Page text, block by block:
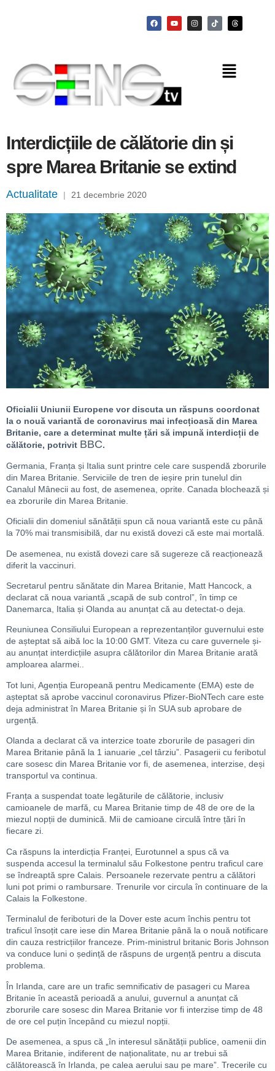
Interdicțiile de călătorie din și
spre Marea Britanie se extind
Actualitate | 21 decembrie 2020
Oficialii Uniunii Europene vor discuta un răspuns coordonat
la o nouă variantă de coronavirus mai infecțioasă din Marea
Britanie, care a determinat multe țări să impună interdicții de
călătorie, potrivit BBC.
Germania, Franța și Italia sunt printre cele care suspendă zborurile
din Marea Britanie. Serviciile de tren de ieșire prin tunelul din
Canalul Mânecii au fost, de asemenea, oprite. Canada blochează și
ea zborurile din Marea Britanie.
Oficialii din domeniul sănătății spun că noua variantă este cu până
la 70% mai transmisibilă, dar nu există dovezi că este mai mortală.
De asemenea, nu există dovezi care să sugereze că reacționează
diferit la vaccinuri.
Secretarul pentru sănătate din Marea Britanie, Matt Hancock, a
declarat că noua variantă „scapă de sub control”, în timp ce
Danemarca, Italia și Olanda au anunțat că au detectat-o deja.
Reuniunea Consiliului European a reprezentanților guvernului este
de așteptat să aibă loc la 10:00 GMT. Viteza cu care guvernele și-
au anunțat interdicțiile asupra călătorilor din Marea Britanie arată
amploarea alarmei..
Tot luni, Agenția Europeană pentru Medicamente (EMA) este de
așteptat să aprobe vaccinul coronavirus Pfizer-BioNTech care este
deja administrat în Marea Britanie și în SUA sub aprobare de
urgență.
Olanda a declarat că va interzice toate zborurile de pasageri din
Marea Britanie până la 1 ianuarie „cel târziu”. Pasagerii cu feribotul
care sosesc din Marea Britanie vor fi, de asemenea, interzise, deși
transportul va continua.
Franța a suspendat toate legăturile de călătorie, inclusiv
camioanele de marfă, cu Marea Britanie timp de 48 de ore de la
miezul nopții de duminică. Mii de camioane circulă între țări în
fiecare zi.
Ca răspuns la interdicția Franței, Eurotunnel a spus că va
suspenda accesul la terminalul său Folkestone pentru traficul care
se îndreaptă spre Calais. Persoanele rezervate pentru a călători
luni pot primi o rambursare. Trenurile vor circula în continuare de la
Calais la Folkestone.
Terminalul de feriboturi de la Dover este acum închis pentru tot
traficul însoțit care iese din Marea Britanie până la o nouă notificare
din cauza restricțiilor franceze. Prim-ministrul britanic Boris Johnson
va conduce luni o ședință de răspuns de urgență pentru a discuta
problema.
În Irlanda, care are un trafic semnificativ de pasageri cu Marea
Britanie în această perioadă a anului, guvernul a anunțat că
zborurile care sosesc din Marea Britanie vor fi interzise timp de 48
de ore cel puțin începând cu miezul nopții.
De asemenea, a spus că „în interesul sănătății publice, oamenii din
Marea Britanie, indiferent de naționalitate, nu ar trebui să
călătorească în Irlanda, pe calea aerului sau pe mare”. Trecerile cu